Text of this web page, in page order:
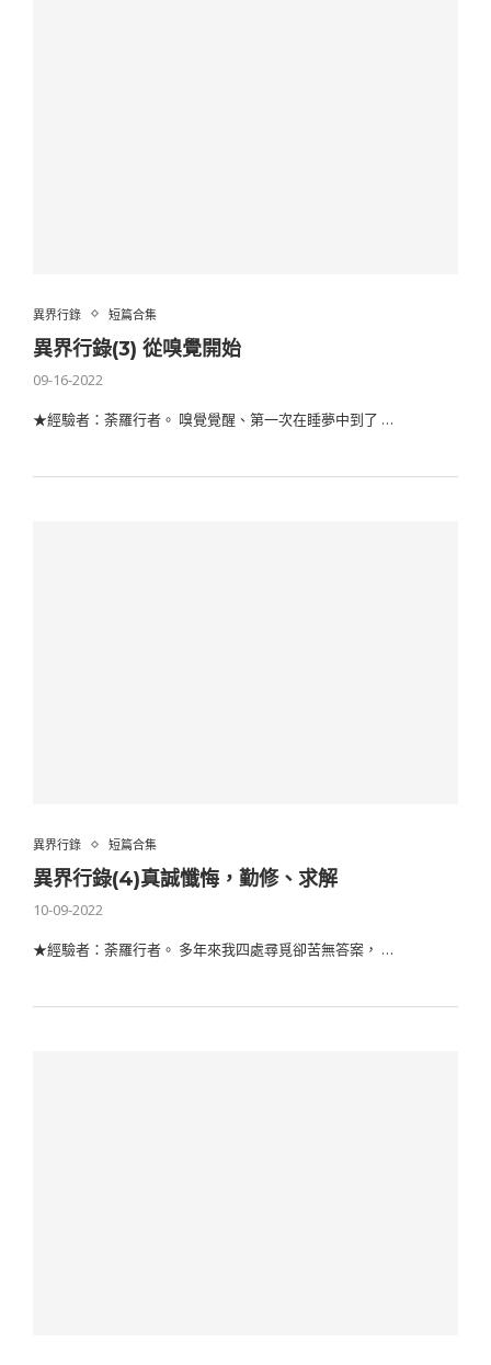
異界行錄 短篇合集
異界行錄(3) 從嗅覺開始
09-16-2022
★經驗者：荼羅行者。 嗅覺覺醒、第一次在睡夢中到了 …
異界行錄 短篇合集
異界行錄(4)真誠懺悔，勤修、求解
10-09-2022
★經驗者：荼羅行者。 多年來我四處尋覓卻苦無答案， …